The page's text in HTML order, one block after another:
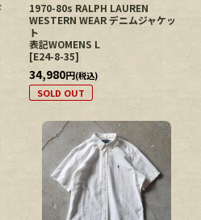
1970-80s RALPH LAUREN
WESTERN WEAR デニムジャケッ
ト
表記WOMENS L
[E24-8-35]
34,980円(税込)
SOLD OUT